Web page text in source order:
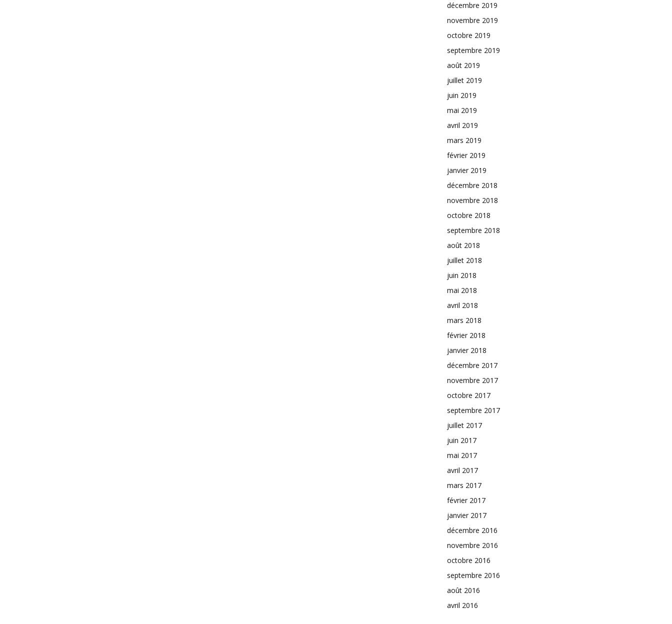
décembre 2019
novembre 2019
octobre 2019
septembre 2019
août 2019
juillet 2019
juin 2019
mai 2019
avril 2019
mars 2019
février 2019
janvier 2019
décembre 2018
novembre 2018
octobre 2018
septembre 2018
août 2018
juillet 2018
juin 2018
mai 2018
avril 2018
mars 2018
février 2018
janvier 2018
décembre 2017
novembre 2017
octobre 2017
septembre 2017
juillet 2017
juin 2017
mai 2017
avril 2017
mars 2017
février 2017
janvier 2017
décembre 2016
novembre 2016
octobre 2016
septembre 2016
août 2016
avril 2016